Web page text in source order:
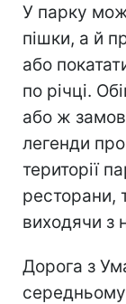
У парку
пішки, а й
або
по річці.
або ж
легенди
території
ресторани,
виходячи з
Дорога з